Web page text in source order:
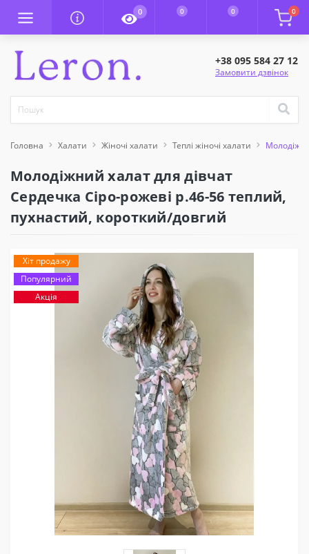
0 0 0 0
+38 095 584 27 12
Замовити дзвінок
Головна Халати Жіночі халати Теплі жіночі халати
Молодіжний халат для дівчат
Сердечка Сіро-рожеві р.46-56 теплий,
пухнастий, короткий/довгий
Хіт продажу
Популярний
Акція